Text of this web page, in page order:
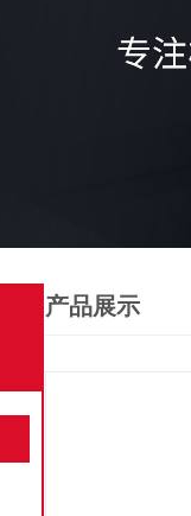
产品展示